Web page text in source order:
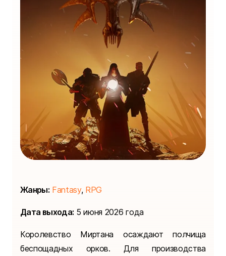
Жанры: Fantasy, RPG
Дата выхода: 5 июня 2026 года
Королевство Миртана осаждают полчища
беспощадных орков. Для производства